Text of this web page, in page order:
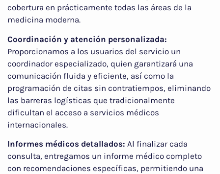
cobertura en prácticamente todas las áreas de la
medicina moderna.
Coordinación y atención personalizada:
Proporcionamos a los usuarios del servicio un
coordinador especializado, quien garantizará una
comunicación fluida y eficiente, así como la
programación de citas sin contratiempos, eliminando
las barreras logísticas que tradicionalmente
dificultan el acceso a servicios médicos
internacionales.
Informes médicos detallados: Al finalizar cada
consulta, entregamos un informe médico completo
con recomendaciones específicas, permitiendo una